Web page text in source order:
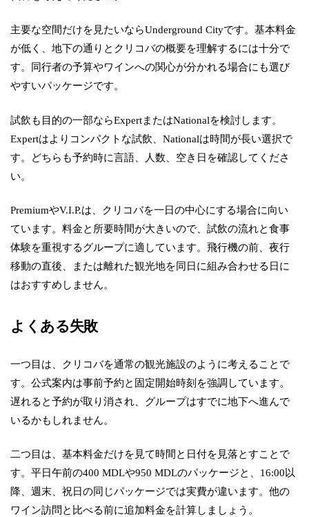
主要な空間だけを見たいならUnderground Cityです。基本料金
が低く、地下の通りとクリコバの概要を理解するには十分で
す。同行者の予算やワインへの関心が分かれる場合にも選び
やすいパッケージです。
試飲も目的の一部ならExpertまたはNationalを検討します。
Expertはよりコンパクトな試飲、Nationalは時間が長い選択で
す。どちらも予約時に言語、人数、空き日を確認してくださ
い。
PremiumやV.I.P.は、クリコバを一日の中心にする場合に向い
ています。料金と所要時間が大きいので、試飲の流れと食事
体験を重視するグループに適しています。飛行機の前、夜行
移動の直後、または離れた観光地を同日に組み合わせる日に
はおすすめしません。
よくある失敗
一つ目は、クリコバを通常の観光施設のように考えることで
す。公式案内は事前予約と固定開始時刻を強調しています。
遅れると予約が取り消され、グループはすでに地下へ進んで
いるかもしれません。
二つ目は、基本料金だけを見て時間と日付を見落とすことで
す。平日午前の400 MDLや950 MDLのパッケージと、16:00以
降、週末、祝日の同じパッケージでは実費が違います。他の
ワイン訪問と比べる前に追加料金を計算しましょう。